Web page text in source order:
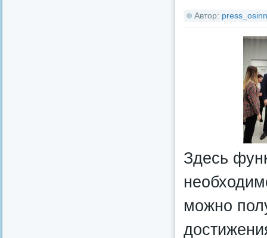
Автор:
Здесь
можно